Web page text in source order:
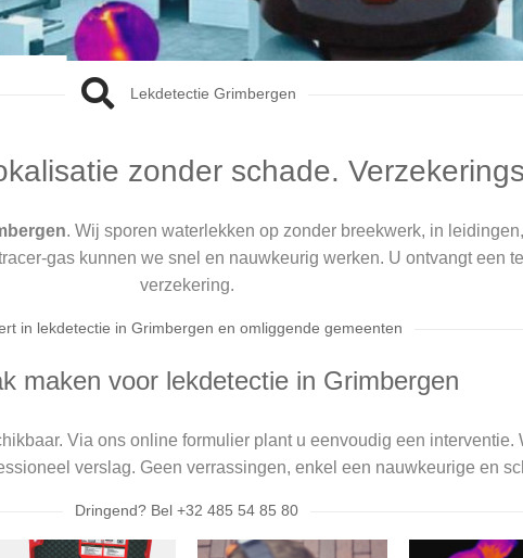
Lekdetectie Grimbergen
zonder schade.
. Wij sporen waterlekken op zonder breekwerk, in
gas kunnen we snel en nauwkeurig werken. U ontvangt een
verzekering.
in lekdetectie in Grimbergen en omliggende gemeenten
maken voor lekdetectie in Grimbergen
Via ons online formulier plant u eenvoudig een
verslag. Geen verrassingen, enkel een nauwkeurige en
Dringend? Bel +32 485 54 85 80